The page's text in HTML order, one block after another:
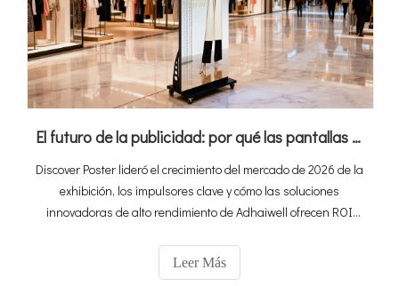
El futuro de la publicidad: por qué las pantallas de carteles LED son su próximo gran ROI？
Discover Poster lideró el crecimiento del mercado de 2026 de la
exhibición, los impulsores clave y cómo las soluciones
innovadoras de alto rendimiento de Adhaiwell ofrecen ROI
de medios.
Leer Más